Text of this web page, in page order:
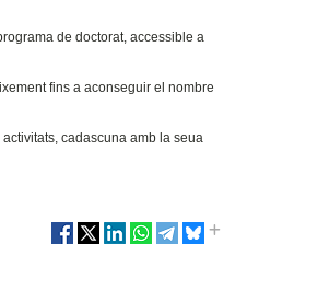
de doctorat, accessible a
fins a aconseguir el nombre
cadascuna amb la seua